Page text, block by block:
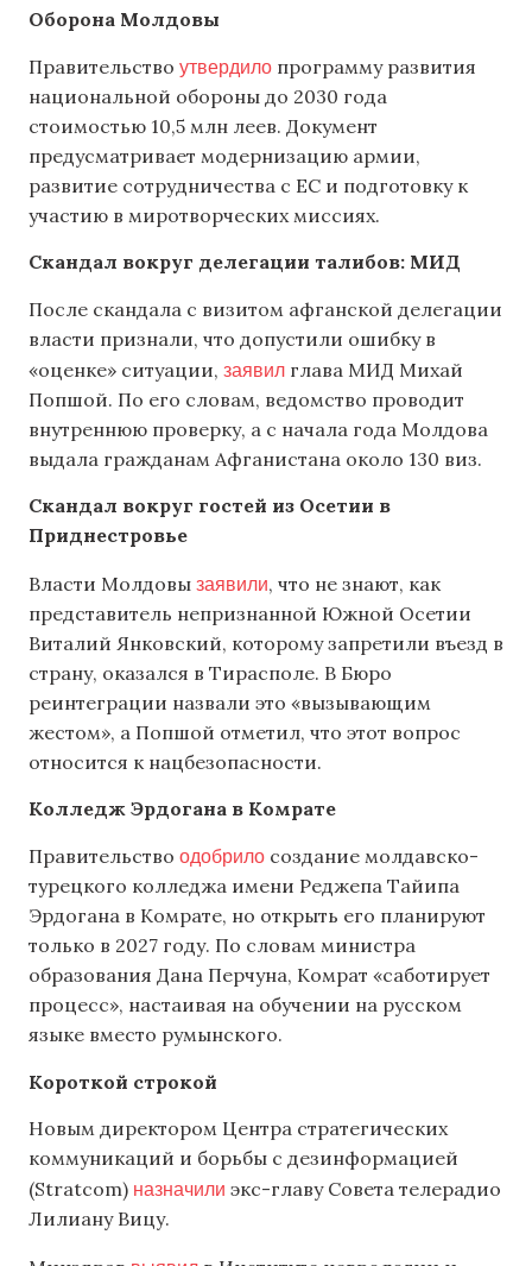
Оборона Молдовы
Правительство утвердило программу развития
национальной обороны до 2030 года
стоимостью 10,5 млн леев. Документ
предусматривает модернизацию армии,
развитие сотрудничества с ЕС и подготовку к
участию в миротворческих миссиях.
Скандал вокруг делегации талибов: МИД
После скандала с визитом афганской делегации
власти признали, что допустили ошибку в
«оценке» ситуации, заявил глава МИД Михай
Попшой. По его словам, ведомство проводит
внутреннюю проверку, а с начала года Молдова
выдала гражданам Афганистана около 130 виз.
Скандал вокруг гостей из Осетии в
Приднестровье
Власти Молдовы заявили, что не знают, как
представитель непризнанной Южной Осетии
Виталий Янковский, которому запретили въезд в
страну, оказался в Тирасполе. В Бюро
реинтеграции назвали это «вызывающим
жестом», а Попшой отметил, что этот вопрос
относится к нацбезопасности.
Колледж Эрдогана в Комрате
Правительство одобрило создание молдавско-
турецкого колледжа имени Реджепа Тайипа
Эрдогана в Комрате, но открыть его планируют
только в 2027 году. По словам министра
образования Дана Перчуна, Комрат «саботирует
процесс», настаивая на обучении на русском
языке вместо румынского.
Короткой строкой
Новым директором Центра стратегических
коммуникаций и борьбы с дезинформацией
(Stratcom) назначили экс-главу Совета телерадио
Лилиану Вицу.